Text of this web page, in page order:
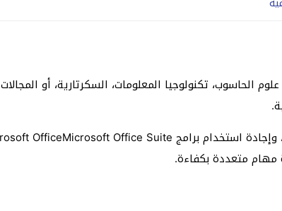
تكنولوجيا المعلومات، السكرتارية، أو
مهام متعددة بكفاءة.